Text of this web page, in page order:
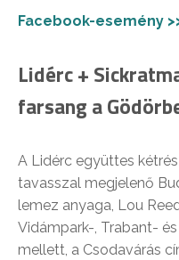
Facebook-esemény
Lidérc +
farsang a
A Lidérc együttes
tavasszal megjelenő
lemez anyaga, Lou
Vidámpark-, Trabant-
mellett, a Csodavárás